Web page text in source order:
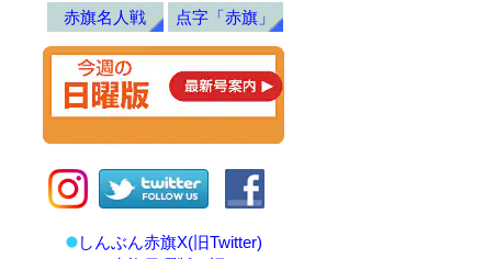
赤旗名人戦
点字「赤旗」
しんぶん赤旗X(旧Twitter)